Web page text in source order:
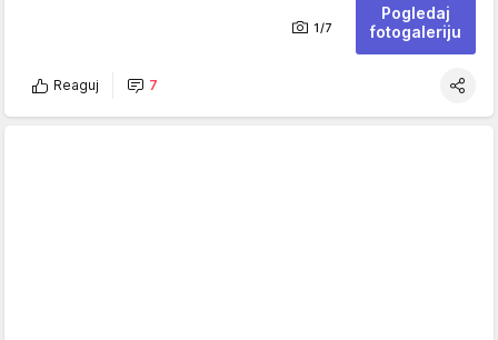
1/7
Pogledaj
fotogaleriju
Reaguj 7